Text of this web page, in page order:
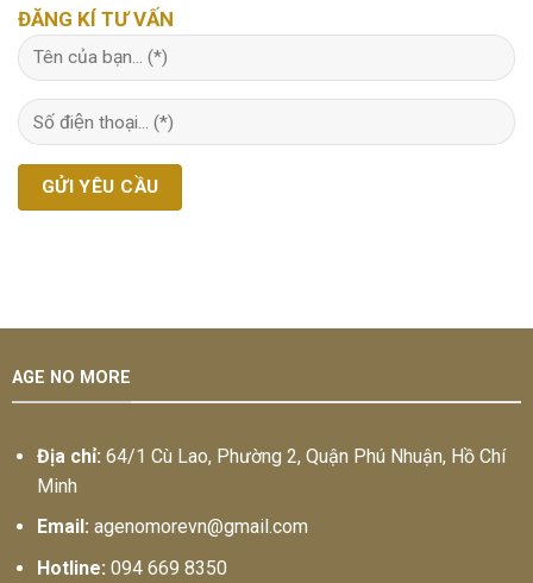
ĐĂNG KÍ TƯ VẤN
AGE NO MORE
Địa chỉ: 64/1 Cù Lao, Phường 2, Quận Phú Nhuận, Hồ Chí
Minh
Email: agenomorevn@gmail.com
Hotline: 094 669 8350